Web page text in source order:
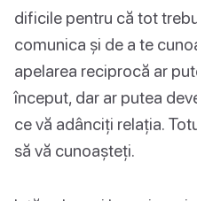
dificile pentru că tot
comunica și de a te
apelarea reciprocă ar
început, dar ar putea
ce vă adânciți relația.
să vă cunoașteți.